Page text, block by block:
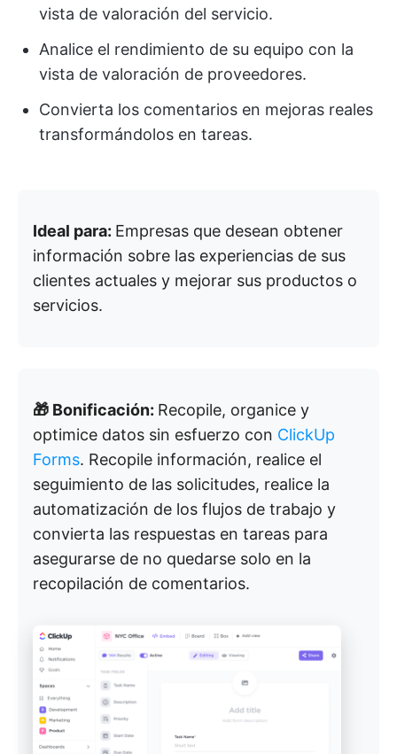
vista de valoración del servicio.
Analice el rendimiento de su equipo con la
vista de valoración de proveedores.
Convierta los comentarios en mejoras reales
transformándolos en tareas.
Ideal para: Empresas que desean obtener
información sobre las experiencias de sus
clientes actuales y mejorar sus productos o
servicios.
🎁 Bonificación: Recopile, organice y
optimice datos sin esfuerzo con ClickUp
Forms. Recopile información, realice el
seguimiento de las solicitudes, realice la
automatización de los flujos de trabajo y
convierta las respuestas en tareas para
asegurarse de no quedarse solo en la
recopilación de comentarios.